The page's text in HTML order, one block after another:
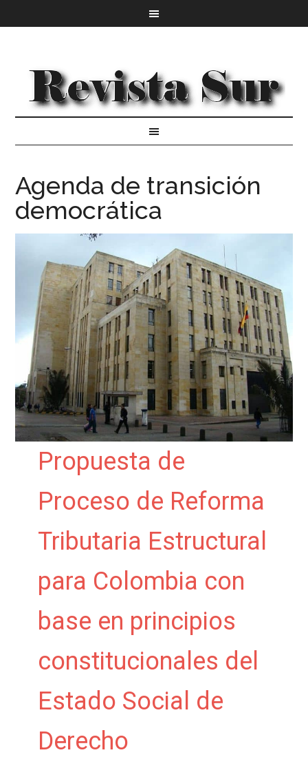
Agenda de transición
democrática
Propuesta de
Proceso de Reforma
Tributaria Estructural
para Colombia con
base en principios
constitucionales del
Estado Social de
Derecho